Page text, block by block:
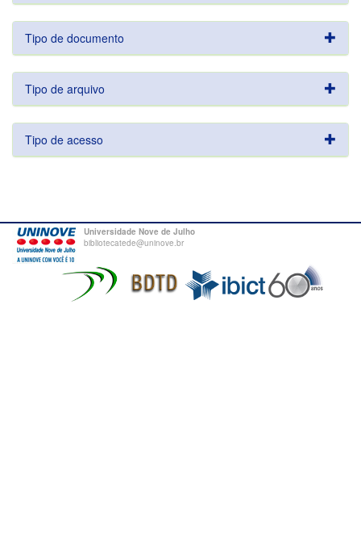
Tipo de documento
Tipo de arquivo
Tipo de acesso
Universidade Nove de Julho
bibliotecatede@uninove.br